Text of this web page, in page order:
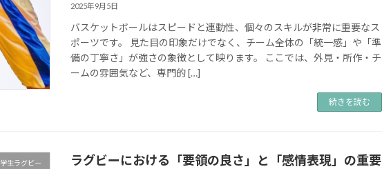
2025年9月5日
バスケットボールはスピードと連動性、個々のスキルが非常に重要なス
ポーツです。 見た目の印象だけでなく、チーム全体の「統一感」や「準
備の丁寧さ」が強さの象徴として映ります。 ここでは、外見・所作・チ
ームの雰囲気など、専門的 […]
続きを読む
学生ラグビー
ラグビーにおける「要領の良さ」と「感情表現」の重要